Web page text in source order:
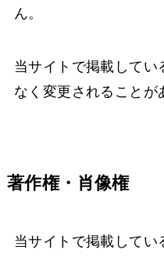
ん。
当サイトで掲載してい
なく変更されることが
著作権・肖像権
当サイトで掲載してい